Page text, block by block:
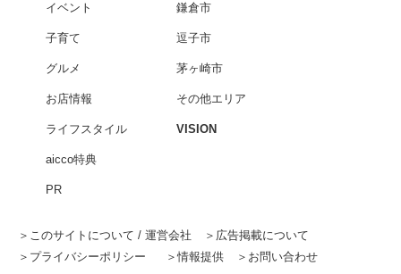
イベント
子育て
グルメ
お店情報
ライフスタイル
aicco特典
PR
鎌倉市
逗子市
茅ヶ崎市
その他エリア
VISION
このサイトについて / 運営会社
広告掲載について
プライバシーポリシー
情報提供 お問い合わせ